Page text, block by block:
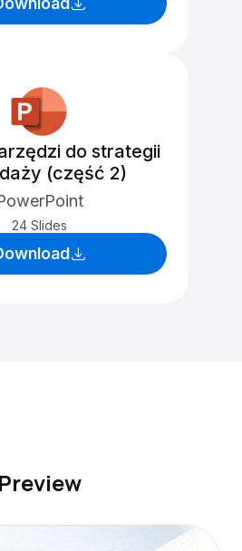
do strategii
(część 2)
24 Slides
Preview